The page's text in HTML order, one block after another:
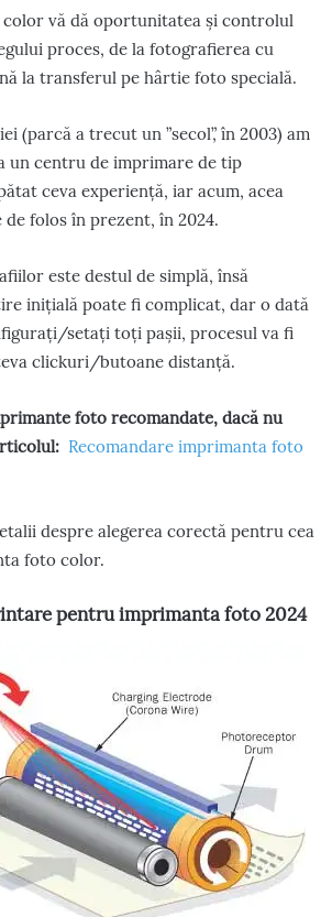
vă dă oportunitatea și controlul
proces, de la fotografierea cu
la transferul pe hârtie foto specială.
(parcă a trecut un ”secol”, în 2003) am
un centru de imprimare de tip
ceva experiență, iar acum, acea
folos în prezent, în 2024.
este destul de simplă, însă
inițială poate fi complicat, dar o dată
setați toți pașii, procesul va fi
clickuri/butoane distanță.
foto recomandate, dacă nu
Recomandare imprimanta foto
despre alegerea corectă pentru cea
foto color.
pentru imprimanta foto 2024